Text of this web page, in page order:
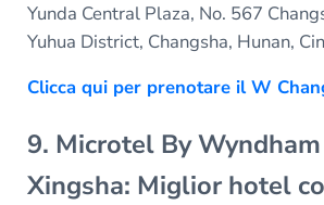
Yunda Central Plaza, No. 567
Yuhua District, Changsha, Hunan,
Clicca qui per prenotare il W
9. Microtel By
Xingsha: Miglior hotel